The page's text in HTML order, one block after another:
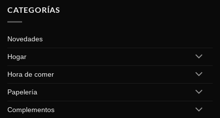
CATEGORÍAS
Novedades
Hogar
Hora de comer
Papelería
Complementos